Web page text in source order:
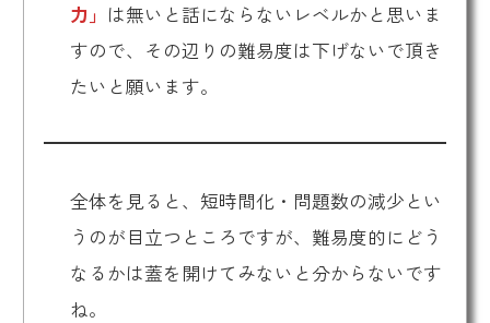
力」 は無いと話にならないレベルかと思いま
すので、その辺りの難易度は下げないで頂き
たいと願います。
全体を見ると、短時間化・問題数の減少とい
うのが目立つところですが、難易度的にどう
なるかは蓋を開けてみないと分からないです
ね。